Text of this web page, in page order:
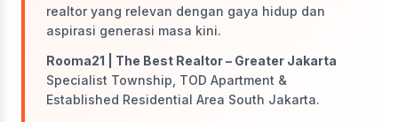
realtor yang relevan dengan gaya hidup dan
aspirasi generasi masa kini.
Rooma21 | The Best Realtor – Greater Jakarta
Specialist Township, TOD Apartment &
Established Residential Area South Jakarta.